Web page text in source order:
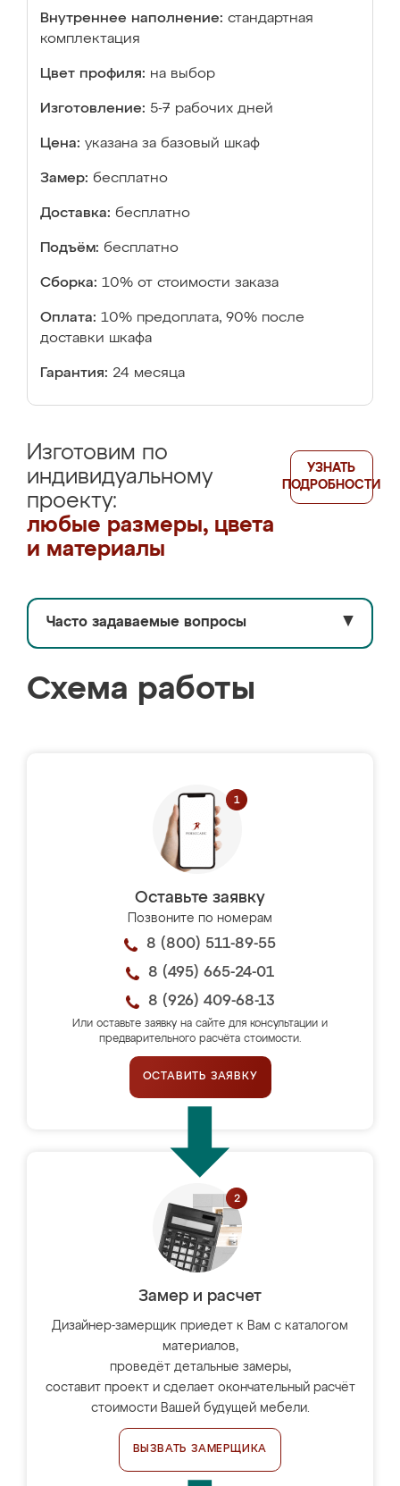
Внутреннее наполнение: стандартная
комплектация
Цвет профиля: на выбор
Изготовление: 5-7 рабочих дней
Цена: указана за базовый шкаф
Замер: бесплатно
Доставка: бесплатно
Подъём: бесплатно
Сборка: 10% от стоимости заказа
Оплата: 10% предоплата, 90% после
доставки шкафа
Гарантия: 24 месяца
Изготовим по
индивидуальному
проекту:
любые размеры, цвета
и материалы
УЗНАТЬ
ПОДРОБНОСТИ
Часто задаваемые вопросы ▼
Схема работы
Оставьте заявку
Позвоните по номерам
8 (800) 511-89-55
8 (495) 665-24-01
8 (926) 409-68-13
Или оставьте заявку на сайте для консультации и
предварительного расчёта стоимости.
ОСТАВИТЬ ЗАЯВКУ
Замер и расчет
Дизайнер-замерщик приедет к Вам с каталогом
материалов,
проведёт детальные замеры,
составит проект и сделает окончательный расчёт
стоимости Вашей будущей мебели.
ВЫЗВАТЬ ЗАМЕРЩИКА